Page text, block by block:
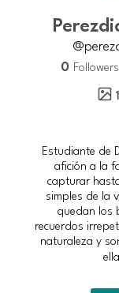
0 Followers
1
Estudiante de
afición a la
capturar
simples de la
quedan los
recuerdos
naturaleza y